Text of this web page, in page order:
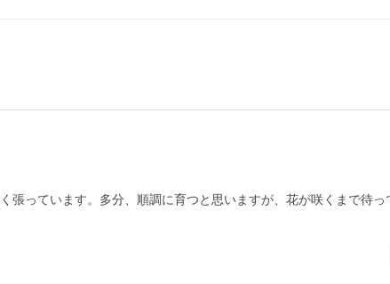
張っています。多分、順調に育つと思いますが、花が咲くまで待